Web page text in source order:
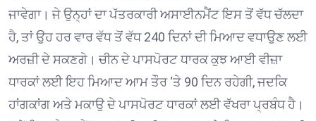
ਜਾਵੇਗਾ। ਜੇ ਉਨ੍ਹਾਂ ਦਾ ਪੱਤਰਕਾਰੀ ਅਸਾਈਨਮੈਂਟ ਇਸ ਤੋਂ ਵੱਧ ਚੱਲਦਾ
ਹੈ, ਤਾਂ ਉਹ ਹਰ ਵਾਰ ਵੱਧ ਤੋਂ ਵੱਧ 240 ਦਿਨਾਂ ਦੀ ਮਿਆਦ ਵਧਾਉਣ ਲਈ
ਅਰਜ਼ੀ ਦੇ ਸਕਣਗੇ। ਚੀਨ ਦੇ ਪਾਸਪੋਰਟ ਧਾਰਕ ਕੁਝ ਆਈ ਵੀਜ਼ਾ
ਧਾਰਕਾਂ ਲਈ ਇਹ ਮਿਆਦ ਆਮ ਤੌਰ ‘ਤੇ 90 ਦਿਨ ਰਹੇਗੀ, ਜਦਕਿ
ਹਾਂਗਕਾਂਗ ਅਤੇ ਮਕਾਉ ਦੇ ਪਾਸਪੋਰਟ ਧਾਰਕਾਂ ਲਈ ਵੱਖਰਾ ਪ੍ਰਬੰਧ ਹੈ।